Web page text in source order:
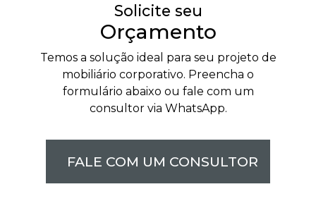
Solicite seu​
Orçamento
Temos a solução ideal para seu projeto de
mobiliário corporativo. Preencha o
formulário abaixo ou fale com um
consultor via WhatsApp.
FALE COM UM CONSULTOR